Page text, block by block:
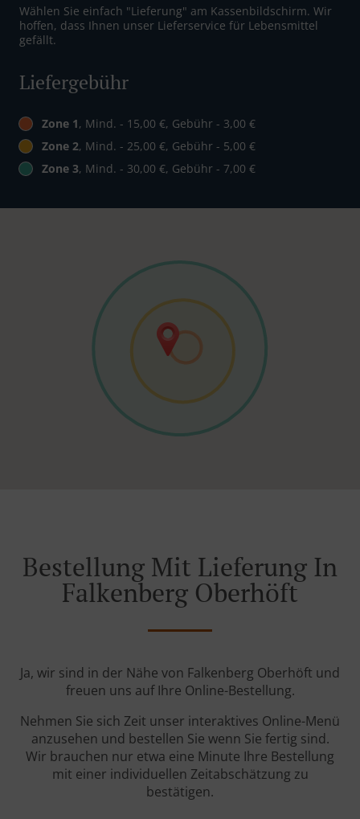
Wählen Sie einfach "Lieferung" am Kassenbildschirm. Wir
hoffen, dass Ihnen unser Lieferservice für Lebensmittel
gefällt.
Liefergebühr
Zone 1, Mind. - 15,00 €, Gebühr - 3,00 €
Zone 2, Mind. - 25,00 €, Gebühr - 5,00 €
Zone 3, Mind. - 30,00 €, Gebühr - 7,00 €
Bestellung Mit Lieferung In
Falkenberg Oberhöft
Ja, wir sind in der Nähe von Falkenberg Oberhöft und
freuen uns auf Ihre Online-Bestellung.
Nehmen Sie sich Zeit unser interaktives Online-Menü
anzusehen und bestellen Sie wenn Sie fertig sind.
Wir brauchen nur etwa eine Minute Ihre Bestellung
mit einer individuellen Zeitabschätzung zu
bestätigen.